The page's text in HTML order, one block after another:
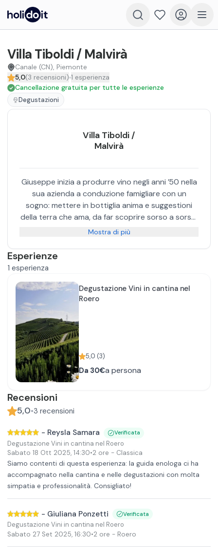
Villa Tiboldi / Malvirà
Canale (CN), Piemonte
5,0(3 recensioni) 1 esperienza
Cancellazione gratuita per tutte le esperienze
Degustazioni
Esperienze
1 esperienza
Degustazione Vini in cantina nel
Roero
5,0 (3)
Da 30€a persona
Recensioni
5,0•3 recensioni
- Reysla Samara Verificata
Degustazione Vini in cantina nel Roero
Sabato 18 Ott 2025, 14:30•2 ore - Classica
Siamo contenti di questa esperienza: la guida enologa ci ha
accompagnato nella cantina e nelle degustazioni con molta
simpatia e professionalità. Consigliato!
- Giuliana Ponzetti Verificata
Degustazione Vini in cantina nel Roero
Sabato 27 Set 2025, 16:30•2 ore - Roero
Villa Tiboldi /
Malvirà
Giuseppe inizia a produrre vino negli anni ’50 nella
sua azienda a conduzione famigliare con un
sogno: mettere in bottiglia anima e suggestioni
della terra che ama, da far scoprire sorso a sorso.
Massimo e Roberto, seconda generazione della
produttiva che fa del Roero l’ispirazione più
grande: la cantina propone e continua a proporre
sincere emozioni.
Mostra di più